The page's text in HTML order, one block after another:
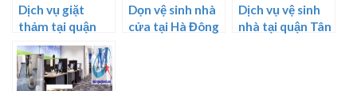
Dịch vụ giặt
thảm tại quận
Hà Đông
Dọn vệ sinh nhà
cửa tại Hà Đông
Dịch vụ vệ sinh
nhà tại quận Tân